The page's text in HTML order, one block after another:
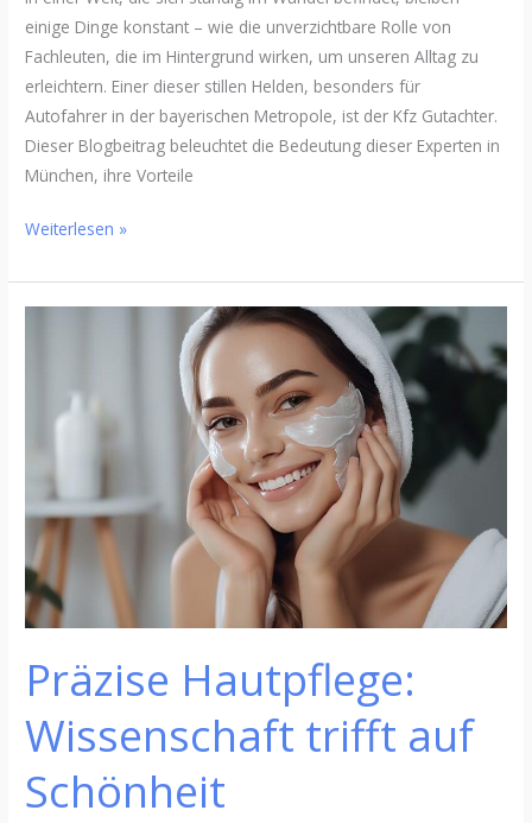
einige Dinge konstant – wie die unverzichtbare Rolle von
Fachleuten, die im Hintergrund wirken, um unseren Alltag zu
erleichtern. Einer dieser stillen Helden, besonders für
Autofahrer in der bayerischen Metropole, ist der Kfz Gutachter.
Dieser Blogbeitrag beleuchtet die Bedeutung dieser Experten in
München, ihre Vorteile
Weiterlesen »
Präzise Hautpflege:
Wissenschaft trifft auf
Schönheit